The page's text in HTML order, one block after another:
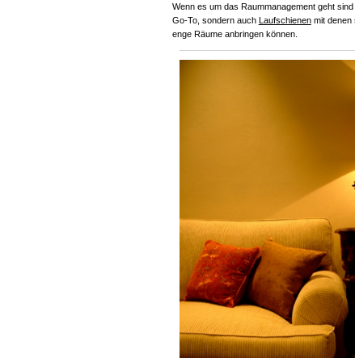
Wenn es um das Raummanagement geht
Go-To, sondern auch Laufschienenmit denen
enge Räume anbringen können.